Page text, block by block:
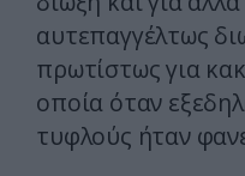
αυτεπαγγέλτως
πρωτίστως για
οποία όταν
τυφλούς ήταν